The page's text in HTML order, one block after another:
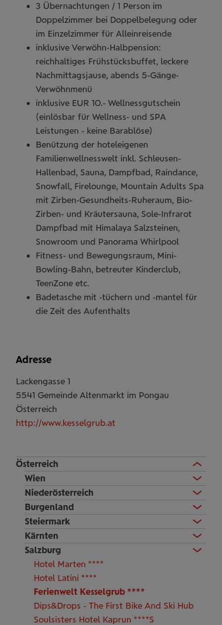
Österreich
Wien
Niederösterreich
Burgenland
Steiermark
Kärnten
Salzburg
Hotel Marten ****
Hotel Latini ****
Ferienwelt Kesselgrub ****
Dips&Drops - The First Bike And Ski Hub
Soulsisters Hotel Kaprun ****S
3 Übernachtungen / 1 Person im
Doppelzimmer bei Doppelbelegung oder
im Einzelzimmer für Alleinreisende
inklusive Verwöhn-Halbpension:
reichhaltiges Frühstücksbuffet, leckere
Nachmittagsjause, abends 5-Gänge-
Verwöhnmenü
inklusive EUR 10.- Wellnessgutschein
(einlösbar für Wellness- und SPA
Leistungen - keine Barablöse)
Benützung der hoteleigenen
Familienwellnesswelt inkl. Schleusen-
Hallenbad, Sauna, Dampfbad, Raindance,
Snowfall, Firelounge, Mountain Adults Spa
mit Zirben-Gesundheits-Ruheraum, Bio-
Zirben- und Kräutersauna, Sole-Infrarot
Dampfbad mit Himalaya Salzsteinen,
Snowroom und Panorama Whirlpool
Fitness- und Bewegungsraum, Mini-
Bowling-Bahn, betreuter Kinderclub,
TeenZone etc.
Badetasche mit -tüchern und -mantel für
die Zeit des Aufenthalts
Adresse
Lackengasse 1
5541 Gemeinde Altenmarkt im Pongau
Österreich
http://www.kesselgrub.at